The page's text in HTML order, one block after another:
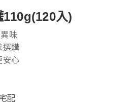
入)
味
選購
安心
配